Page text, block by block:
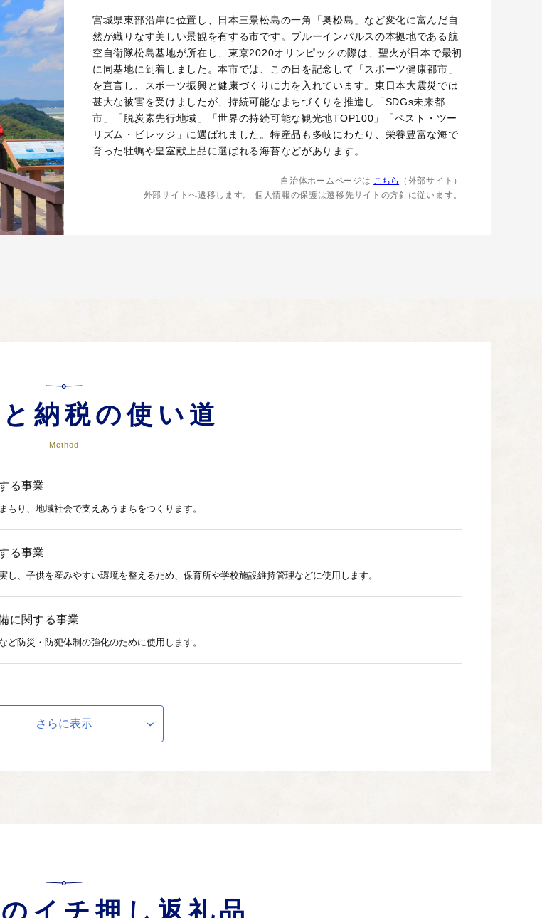
宮城県東部沿岸に位置し、日本三景松島の一角「奥松島」など変化に富んだ自
然が織りなす美しい景観を有する市です。ブルーインパルスの本拠地である航
空自衛隊松島基地が所在し、東京2020オリンピックの際は、聖火が日本で最初
に同基地に到着しました。本市では、この日を記念して「スポーツ健康都市」
を宣言し、スポーツ振興と健康づくりに力を入れています。東日本大震災では
甚大な被害を受けましたが、持続可能なまちづくりを推進し「SDGs未来都
市」「脱炭素先行地域」「世界の持続可能な観光地TOP100」「ベスト・ツー
リズム・ビレッジ」に選ばれました。特産品も多岐にわたり、栄養豊富な海で
育った牡蠣や皇室献上品に選ばれる海苔などがあります。
自治体ホームページは こちら
（外部サイト）
外部サイトへ遷移します。 個人情報の保護は遷移先サイトの方針に従います。
納税の使い道
Method
る事業
り、地域社会で支えあうまちをつくります。
る事業
、子供を産みやすい環境を整えるため、保育所や学校施設維持管理などに使用します。
に関する事業
防災・防犯体制の強化のために使用します。
継承するための事業。 田園の農地や里山の樹林地など豊かな自然を守るため、松くい虫防除、市有林管理な
さらに表示
イチ押し返礼品